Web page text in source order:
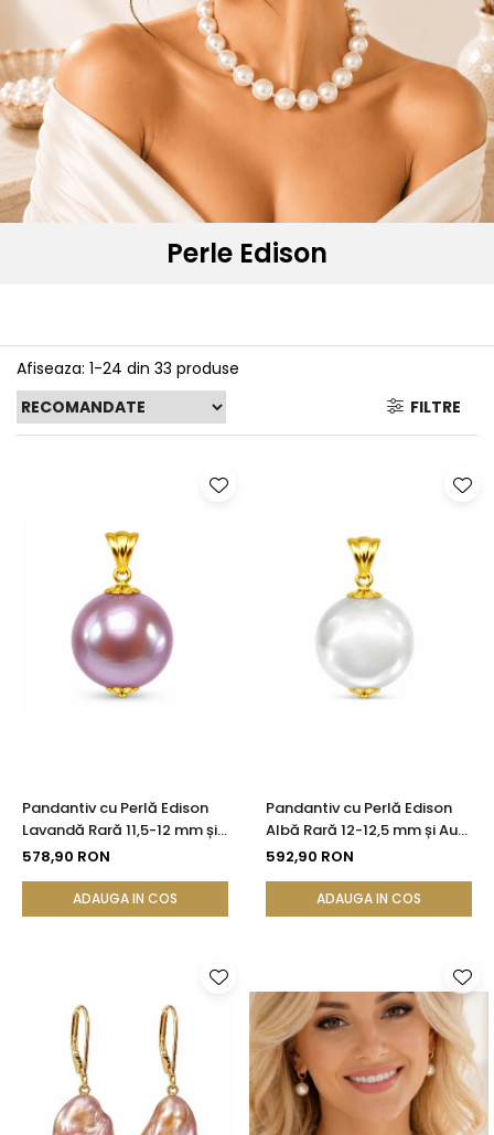
Seturi Perle cu Argint
Brățări cu Perle
Pandantive cu Perle
Brose cu Perle
Perle Edison
Afiseaza: 1-24 din 33 produse
FILTRE
Pandantiv cu Perlă Edison
Lavandă Rară 11,5-12 mm și
Aur 14K (aur 585) |
578,90 RON
ADAUGA IN COS
Pandantiv cu Perlă Edison
Albă Rară 12-12,5 mm și Aur
Galben 14K (aur 585) |
592,90 RON
ADAUGA IN COS